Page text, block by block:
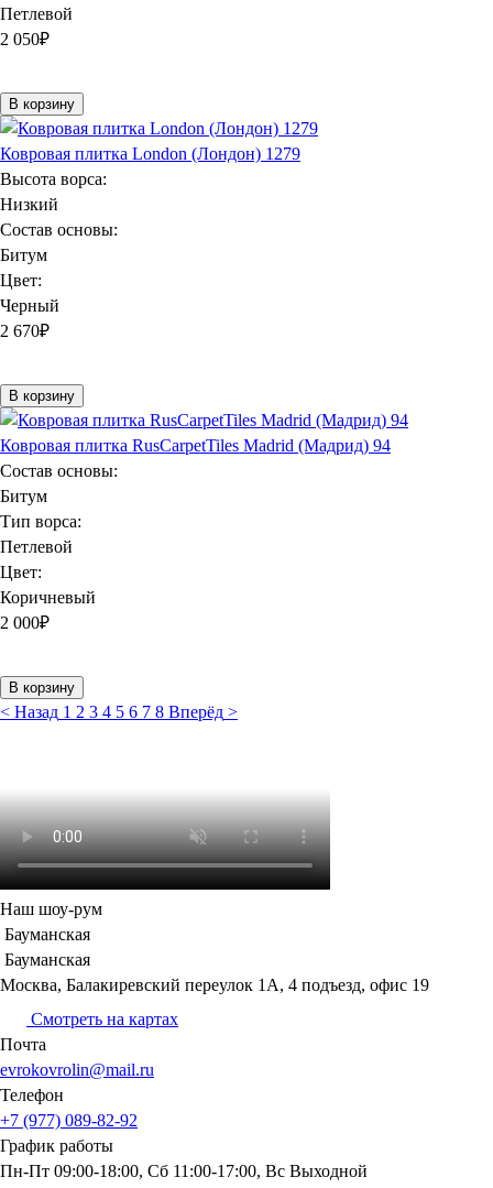
Петлевой
2 050₽
В корзину
Ковровая плитка London (Лондон) 1279
Высота ворса:
Низкий
Состав основы:
Битум
Цвет:
Черный
2 670₽
В корзину
Ковровая плитка RusCarpetTiles Madrid (Мадрид) 94
Состав основы:
Битум
Тип ворса:
Петлевой
Цвет:
Коричневый
2 000₽
В корзину
< Назад 1 2 3 4 5 6 7 8 Вперёд >
Наш шоу-рум
Бауманская
Бауманская
Москва, Балакиревский переулок 1А, 4 подъезд, офис 19
Смотреть на картах
Почта
evrokovrolin@mail.ru
Телефон
+7 (977) 089-82-92
График работы
Пн-Пт 09:00-18:00, Сб 11:00-17:00, Вс Выходной